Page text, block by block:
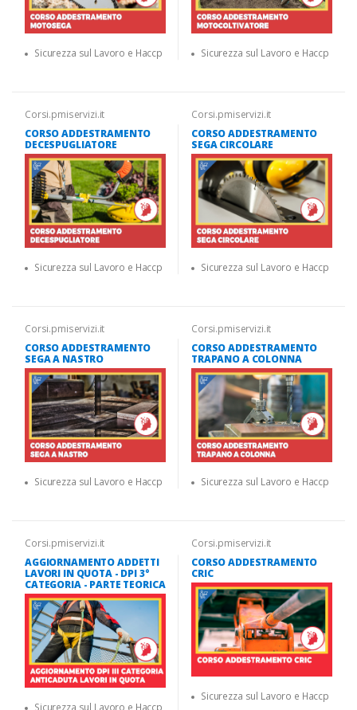
Sicurezza sul Lavoro e Haccp Sicurezza sul Lavoro e Haccp
Corsi.pmiservizi.it
CORSO ADDESTRAMENTO
DECESPUGLIATORE
Sicurezza sul Lavoro e Haccp
Corsi.pmiservizi.it
CORSO ADDESTRAMENTO
SEGA CIRCOLARE
Sicurezza sul Lavoro e Haccp
Corsi.pmiservizi.it
CORSO ADDESTRAMENTO
SEGA A NASTRO
Sicurezza sul Lavoro e Haccp
Corsi.pmiservizi.it
CORSO ADDESTRAMENTO
TRAPANO A COLONNA
Sicurezza sul Lavoro e Haccp
Corsi.pmiservizi.it
AGGIORNAMENTO ADDETTI
LAVORI IN QUOTA - DPI 3°
CATEGORIA - PARTE TEORICA
Corsi.pmiservizi.it
CORSO ADDESTRAMENTO
CRIC
Sicurezza sul Lavoro e Haccp